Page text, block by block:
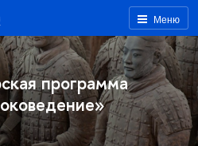
Меню
программа